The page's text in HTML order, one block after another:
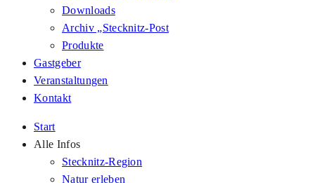
Downloads
Archiv „Stecknitz-Post
Produkte
Gastgeber
Veranstaltungen
Kontakt
Start
Alle Infos
Stecknitz-Region
Natur erleben